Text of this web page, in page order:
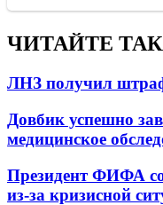
ЧИТАЙТЕ
ЛНЗ получил
Довбик успешно
медицинское
Президент ФИФА
из-за кризисной